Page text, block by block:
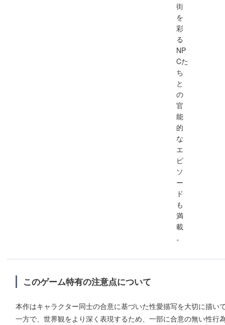
街
を
彩
る
NP
Cた
ち
と
の
官
能
的
な
エ
ピ
ソ
ー
ド
も
満
載
。
このゲーム特有の注意点について
本作はキャラクター同士の合意に基づいた性愛描写を大切に描い
一方で、世界観をより深く表現するため、一部に合意の無い性行